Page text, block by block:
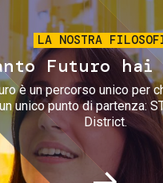
LA NOSTRA
Futuro hai
è un percorso unico per
unico punto di partenza:
District.